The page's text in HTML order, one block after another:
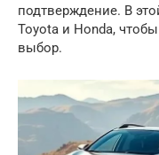
подтверждение. В
Toyota и Honda,
выбор.